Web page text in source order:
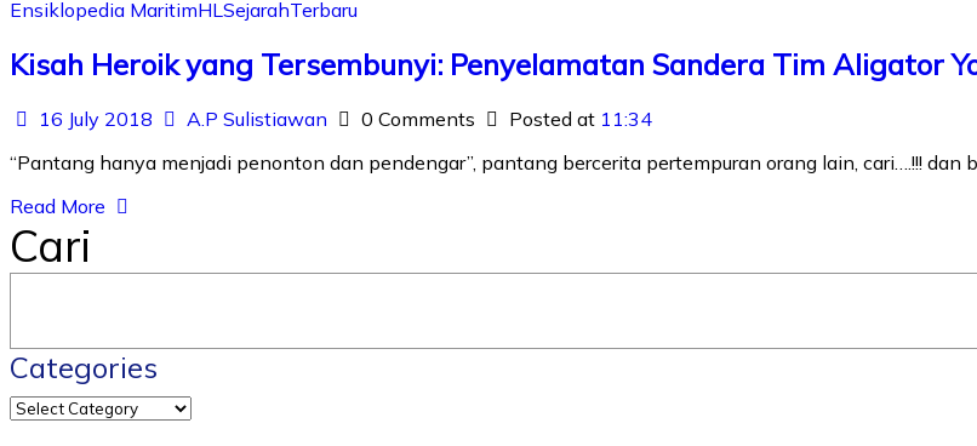
Ensiklopedia MaritimHL SejarahTerbaru
Kisah Heroik yang Tersembunyi: Penyelamatan Sandera Tim Aligator
16 July 2018 A.P Sulistiawan 0 Comments Posted at 11:34
“Pantang hanya menjadi penonton dan pendengar”, pantang bercerita pertempuran orang lain, cari….!!! dan
Read More
Cari
Categories